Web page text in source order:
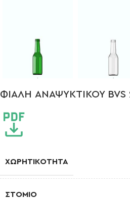
ΦΙΑΛΗ ΑΝΑΨΥΚΤΙΚΟΥ BVS
ΧΩΡΗΤΙΚΌΤΗΤΑ
ΣΤΌΜΙΟ